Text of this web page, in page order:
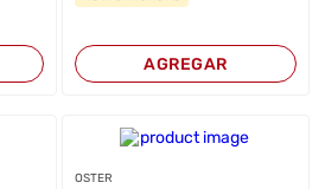
AGREGAR
OSTER